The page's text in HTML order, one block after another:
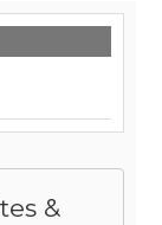
&